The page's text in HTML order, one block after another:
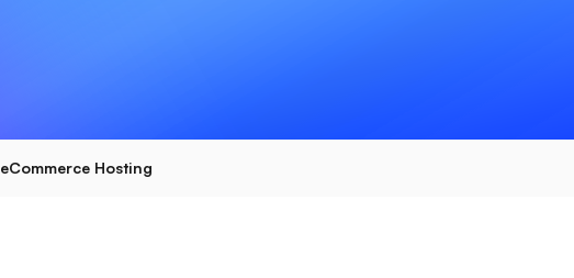
eCommerce Hosting